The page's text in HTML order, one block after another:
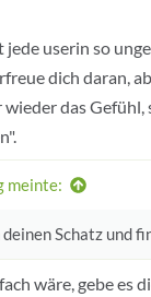
userin so
dich daran,
das Gefühl,
meinte:
Schatz und
wäre, gebe es